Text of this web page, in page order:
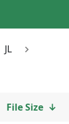
JL
File Size ↓